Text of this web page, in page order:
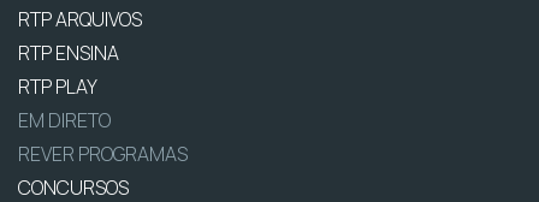
RTP ARQUIVOS
RTP ENSINA
RTP PLAY
EM DIRETO
REVER PROGRAMAS
CONCURSOS